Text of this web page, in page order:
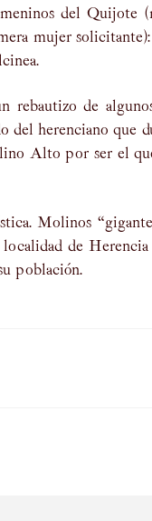
del Quijote
mujer
rebautizo de
herenciano que
Alto por ser el
Molinos
de
población.